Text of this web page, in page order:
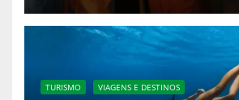
TURISMO VIAGENS E DESTINOS